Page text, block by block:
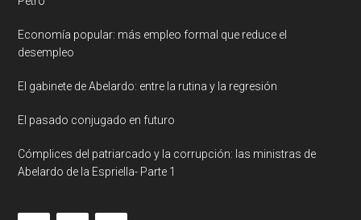
Economía popular: más empleo formal que reduce el
desempleo
El gabinete de Abelardo: entre la rutina y la regresión
El pasado conjugado en futuro
Cómplices del patriarcado y la corrupción: las ministras de
Abelardo de la Espriella- Parte 1